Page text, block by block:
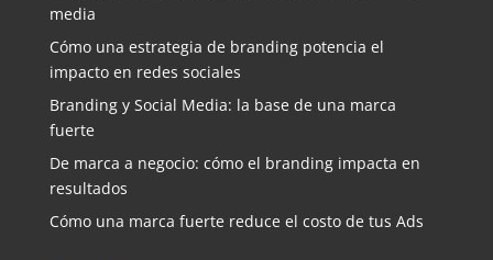
media
Cómo una estrategia de branding potencia el
impacto en redes sociales
Branding y Social Media: la base de una marca
fuerte
De marca a negocio: cómo el branding impacta en
resultados
Cómo una marca fuerte reduce el costo de tus Ads